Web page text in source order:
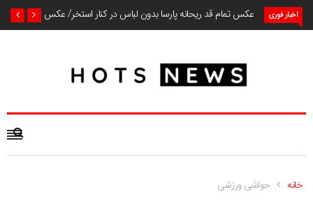
اخبار فوری عکس تمام قد ریحانه پارسا بدون لباس در کنار استخر/ عکس
خانه حواشی ورزشی